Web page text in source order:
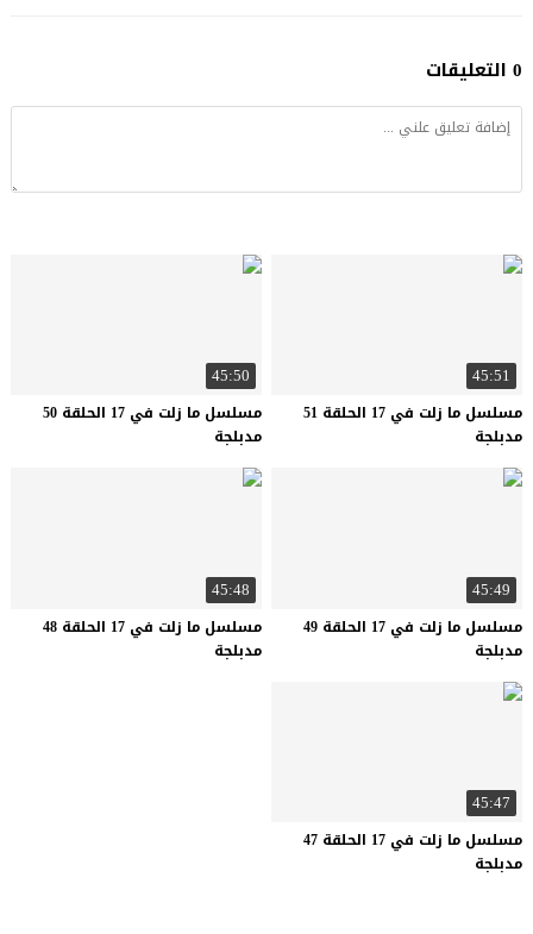
0 التعليقات
45:51
مسلسل ما زلت في 17 الحلقة 51
مدبلجة
45:50
مسلسل ما زلت في 17 الحلقة 50
مدبلجة
45:49
مسلسل ما زلت في 17 الحلقة 49
مدبلجة
45:48
مسلسل ما زلت في 17 الحلقة 48
مدبلجة
45:47
مسلسل ما زلت في 17 الحلقة 47
مدبلجة